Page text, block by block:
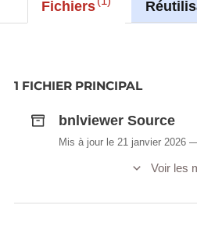
Fichiers
1 FICHIER PRINCIPAL
bnlviewer Source
Mis à jour le 21 janvier 2026
Voir les